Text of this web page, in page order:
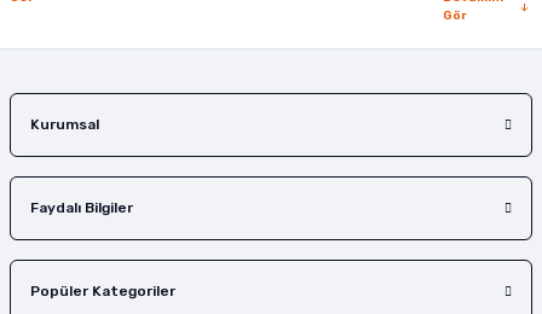
Gör
Kurumsal
Faydalı Bilgiler
Popüler Kategoriler